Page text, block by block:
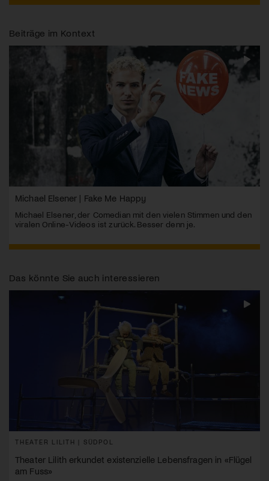
Beiträge im Kontext
Michael Elsener | Fake Me Happy
Michael Elsener, der Comedian mit den vielen Stimmen und den
viralen Online-Videos ist zurück. Besser denn je.
Das könnte Sie auch interessieren
THEATER LILITH | SÜDPOL
Theater Lilith erkundet existenzielle Lebensfragen in «Flügel
am Fuss»